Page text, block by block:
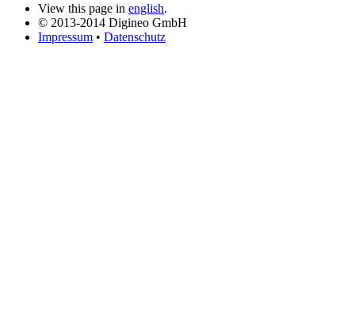
View this page in english.
© 2013-2014 Digineo GmbH
Impressum • Datenschutz